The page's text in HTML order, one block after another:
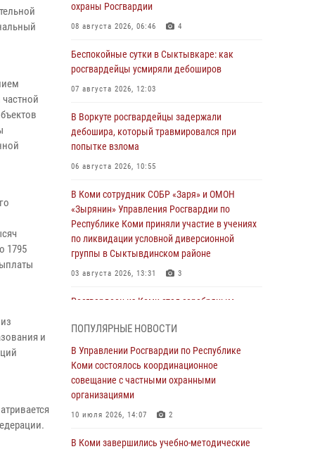
1795
и
охраны Росгвардии
08 августа 2026, 06:46 4
Беспокойные сутки в Сыктывкаре: как
росгвардейцы усмиряли дебоширов
07 августа 2026, 12:03
В Воркуте росгвардейцы задержали
дебошира, который травмировался при
попытке взлома
06 августа 2026, 10:55
В Коми сотрудник СОБР «Заря» и ОМОН
«Зырянин» Управления Росгвардии по
Республике Коми приняли участие в учениях
по ликвидации условной диверсионной
группы в Сыктывдинском районе
03 августа 2026, 13:31 3
Росгвардеец из Коми стал серебряным
Чемпионате Северо-Западного округа
Росгвардии по спортивному самбо
03 августа 2026, 12:07 5
В Коми росгвардейцы информируют граждан
об изменениях в законодательстве в сфере
оружие за нарушения
ПОПУЛЯРНЫЕ НОВОСТИ
В Управлении Росгвардии по Республике
Коми состоялось координационное
совещание с частными охранными
организациями
10 июля 2026, 14:07 2
В Коми завершились учебно-методические